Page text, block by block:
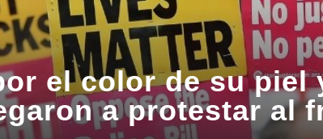
el color de su piel
a protestar al